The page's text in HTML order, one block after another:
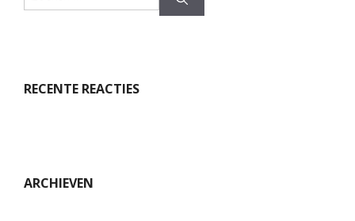
RECENTE REACTIES
ARCHIEVEN